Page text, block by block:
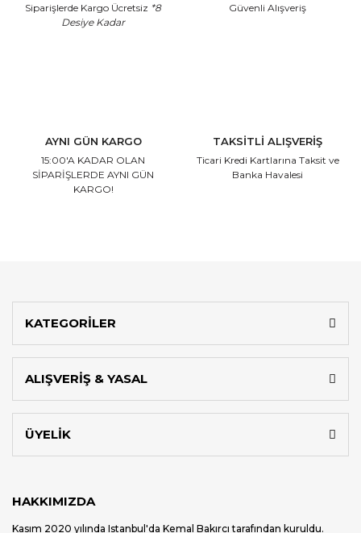
Siparişlerde Kargo Ücretsiz *8
Desiye Kadar
Güvenli Alışveriş
AYNI GÜN KARGO
15:00'A KADAR OLAN
SİPARİŞLERDE AYNI GÜN
KARGO!
TAKSİTLİ ALIŞVERİŞ
Ticari Kredi Kartlarına Taksit ve
Banka Havalesi
KATEGORİLER
ALIŞVERİŞ & YASAL
ÜYELİK
HAKKIMIZDA
Kasım 2020 yılında Istanbul'da Kemal Bakırcı tarafından kuruldu.